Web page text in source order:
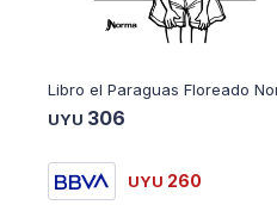
UYU 306
UYU 260